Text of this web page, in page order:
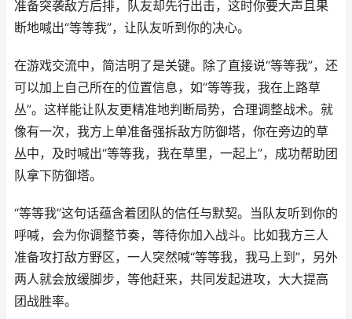
准备突袭敌方后排，队友却先行出击，这时你要大声且果
断地喊出“等等我”，让队友听到你的决心。
在游戏交流中，简洁明了是关键。除了直接说“等等我”，还
可以加上自己所在的位置信息，如“等等我，我在上路草
丛”。这样能让队友更精准地判断局势，合理调整战术。就
像有一次，我方上单准备强拆敌方防御塔，你在旁边的草
丛中，及时喊出“等等我，我在草里，一起上”，成功帮助团
队拿下防御塔。
“等等我”这句话蕴含着团队的信任与默契。当队友听到你的
呼喊，会为你调整节奏，等待你加入战斗。比如我方三人
准备攻打敌方野区，一人突然喊“等等我，我马上到”，另外
两人就会放缓脚步，等他赶来，共同发起进攻，大大提高
团战胜率。